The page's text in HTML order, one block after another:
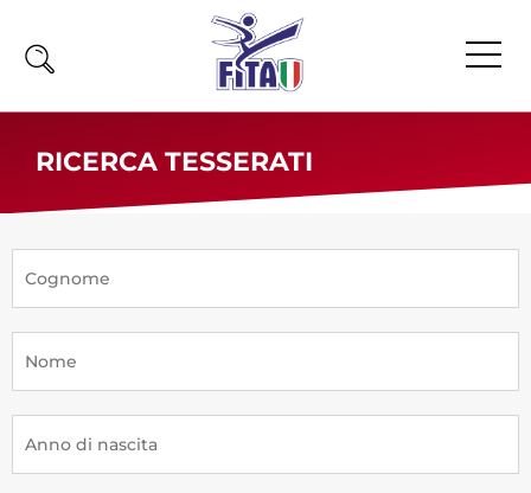
News
Olimpiadi
Atleti Poomsae e Freestyle
RICERCA TESSERATI